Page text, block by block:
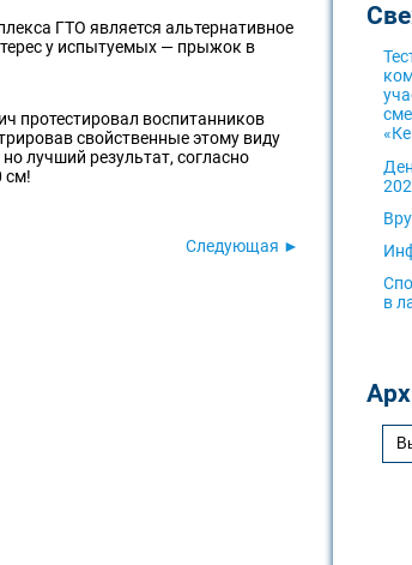
ГТО является альтернативное
у испытуемых — прыжок в
протестировал воспитанников
свойственные этому виду
лучший результат, согласно
см!
Следующая ►
в